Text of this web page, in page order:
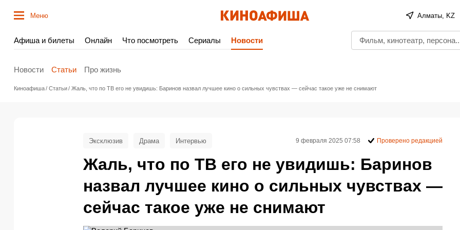
Меню Алматы, KZ
Афиша и билеты Онлайн Что посмотреть Сериалы Новости
Новости Статьи Про жизнь
Киноафиша Статьи Жаль, что по ТВ его не увидишь: Баринов назвал лучшее кино о сильных чувствах — сейчас такое уже не снимают
Жаль, что по ТВ его не увидишь: Баринов
назвал лучшее кино о сильных чувствах —
сейчас такое уже не снимают
Эксклюзив Драма Интервью 9 февраля 2025 07:58 Проверено редакцией